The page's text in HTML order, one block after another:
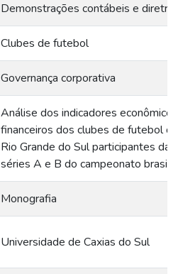
Demonstrações contábeis e
Clubes de futebol
Governança corporativa
Análise dos indicadores
financeiros dos clubes de futebol do
Rio Grande do Sul participantes das
séries A e B do campeonato
Monografia
Universidade de Caxias do Sul